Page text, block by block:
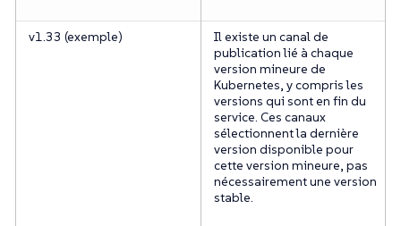
v1.33 (exemple)
Il existe un canal de
publication lié à chaque
version mineure de
Kubernetes, y compris les
versions qui sont en fin du
service. Ces canaux
sélectionnent la dernière
version disponible pour
cette version mineure, pas
nécessairement une version
stable.